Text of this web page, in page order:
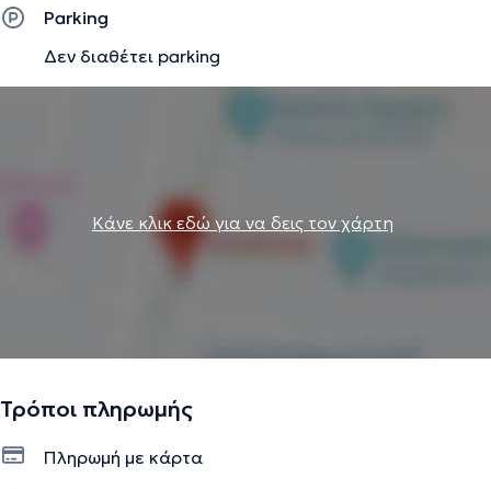
Parking
Δεν διαθέτει parking
Κάνε κλικ εδώ για να δεις τον χάρτη
Τρόποι πληρωμής
Πληρωμή με κάρτα